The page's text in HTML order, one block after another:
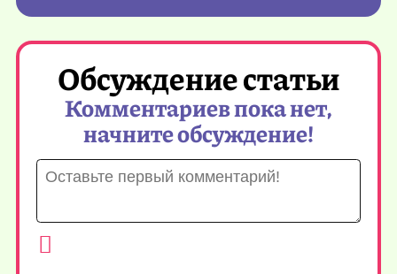
Обсуждение статьи
Комментариев пока нет,
начните обсуждение!